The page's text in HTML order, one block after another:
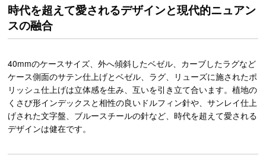
時代を超えて愛されるデザインと現代的ニュアン
スの融合
40mmのケースサイズ、外へ傾斜したベゼル、カーブしたラグなど
ケース側面のサテン仕上げとベゼル、ラグ、リューズに施されたポ
リッシュ仕上げは立体感を生み、互いを引き立て合います。植地の
くさび形インデックスと相性の良いドルフィン針や、サンレイ仕上
げされた文字盤、ブルースチールの針など、時代を超えて愛される
デザインは健在です。